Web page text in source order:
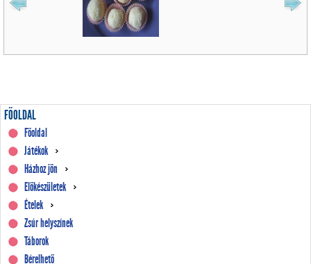
FŐOLDAL
Főoldal
Játékok
Házhoz jön
Előkészületek
Ételek
Zsúr helyszínek
Táborok
Bérelhető